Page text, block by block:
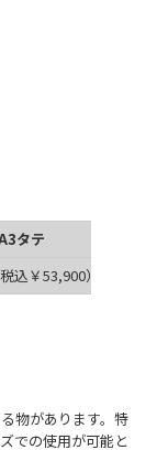
タテ
込￥53,900）
物があります。特
での使用が可能と